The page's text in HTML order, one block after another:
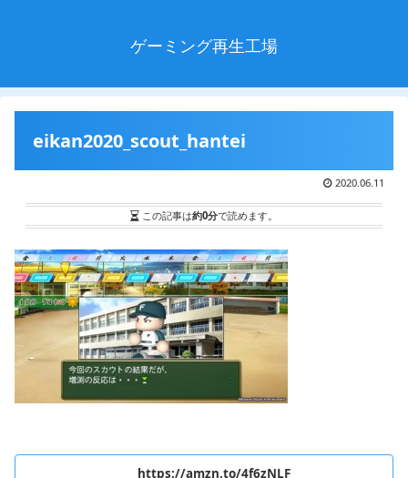
ゲーミング再生工場
eikan2020_scout_hantei
2020.06.11
この記事は約0分で読めます。
https://amzn.to/4f6zNLF